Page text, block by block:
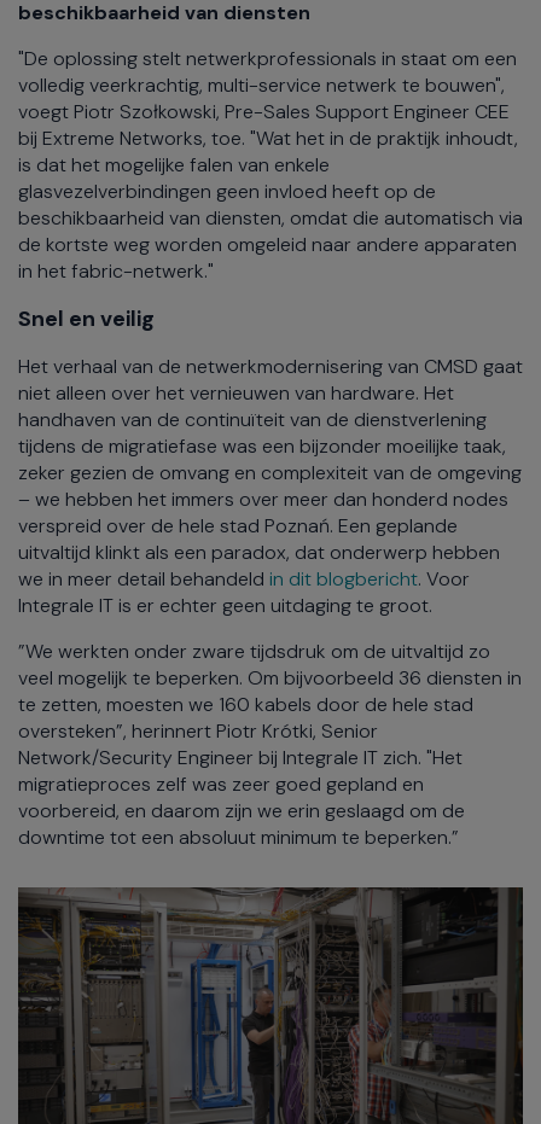
beschikbaarheid van diensten
"De oplossing stelt netwerkprofessionals in staat om een
volledig veerkrachtig, multi-service netwerk te bouwen",
voegt Piotr Szołkowski, Pre-Sales Support Engineer CEE
bij Extreme Networks, toe. "Wat het in de praktijk inhoudt,
is dat het mogelijke falen van enkele
glasvezelverbindingen geen invloed heeft op de
beschikbaarheid van diensten, omdat die automatisch via
de kortste weg worden omgeleid naar andere apparaten
in het fabric-netwerk."
Snel en veilig
Het verhaal van de netwerkmodernisering van CMSD gaat
niet alleen over het vernieuwen van hardware. Het
handhaven van de continuïteit van de dienstverlening
tijdens de migratiefase was een bijzonder moeilijke taak,
zeker gezien de omvang en complexiteit van de omgeving
– we hebben het immers over meer dan honderd nodes
verspreid over de hele stad Poznań. Een geplande
uitvaltijd klinkt als een paradox, dat onderwerp hebben
we in meer detail behandeld in dit blogbericht. Voor
Integrale IT is er echter geen uitdaging te groot.
”We werkten onder zware tijdsdruk om de uitvaltijd zo
veel mogelijk te beperken. Om bijvoorbeeld 36 diensten in
te zetten, moesten we 160 kabels door de hele stad
oversteken”, herinnert Piotr Krótki, Senior
Network/Security Engineer bij Integrale IT zich. "Het
migratieproces zelf was zeer goed gepland en
voorbereid, en daarom zijn we erin geslaagd om de
downtime tot een absoluut minimum te beperken.”